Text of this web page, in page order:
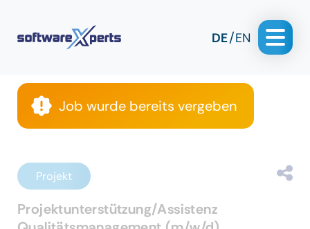
DE EN
Job wurde bereits vergeben
Projekt
Projektunterstützung/Assistenz